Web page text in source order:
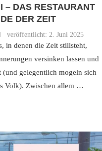
– DAS RESTAURANT
DER ZEIT
veröffentlicht: 2. Juni 2025
in denen die Zeit stillsteht,
versinken lassen und
(und gelegentlich mogeln sich
Volk). Zwischen allem …